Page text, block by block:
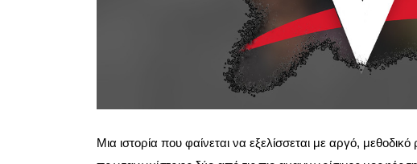
Μια ιστορία που φαίνεται να εξελίσσεται με αργό,